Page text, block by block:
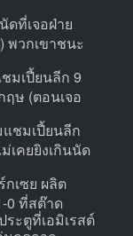
ดที่เจอฝ่าย
พวกเขาชนะ
มเปี้ยนลีก 9
ฤษ (ตอนเจอ
แชมเปี้ยนลีก
เคยยิงเกินนัด
เซย ผลิต
0 ที่สต๊าด
ะตูที่เอมิเรสต์